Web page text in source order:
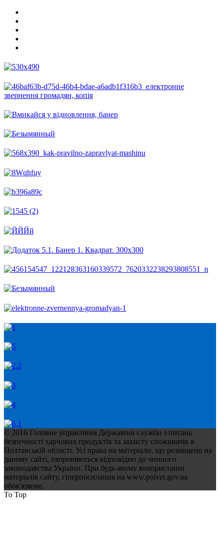
© 2016 Головне управління Державної служби з питань
безпечності харчових продуктів та захисту споживачів в
Полтавській області. Усі права на матеріали, що розміщено на
даному сайті, охороняються відповідно до чинного
законодавства України. При будь-якому використанні
матеріалів сайту, гіперпосилання на www.polvet.gov.ua
обов'язкове.
To Top